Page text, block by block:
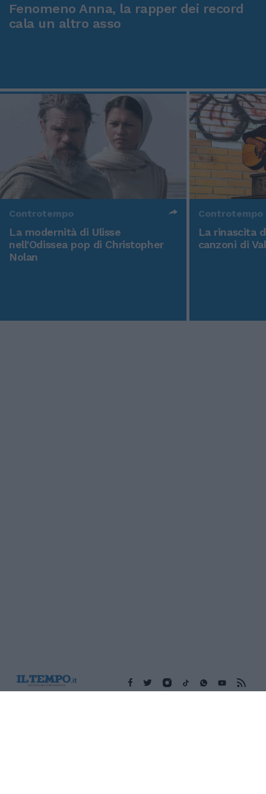
Fenomeno Anna, la rapper dei record
cala un altro asso
Controtempo
La modernità di Ulisse
nell'Odissea pop di Christopher
Nolan
Controtempo
La rinascita
canzoni di